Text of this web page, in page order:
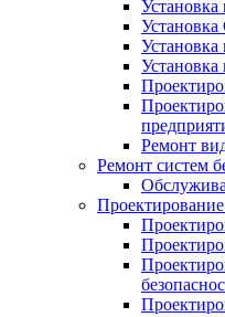
Ремонт
Ремонт систем
Проектирование